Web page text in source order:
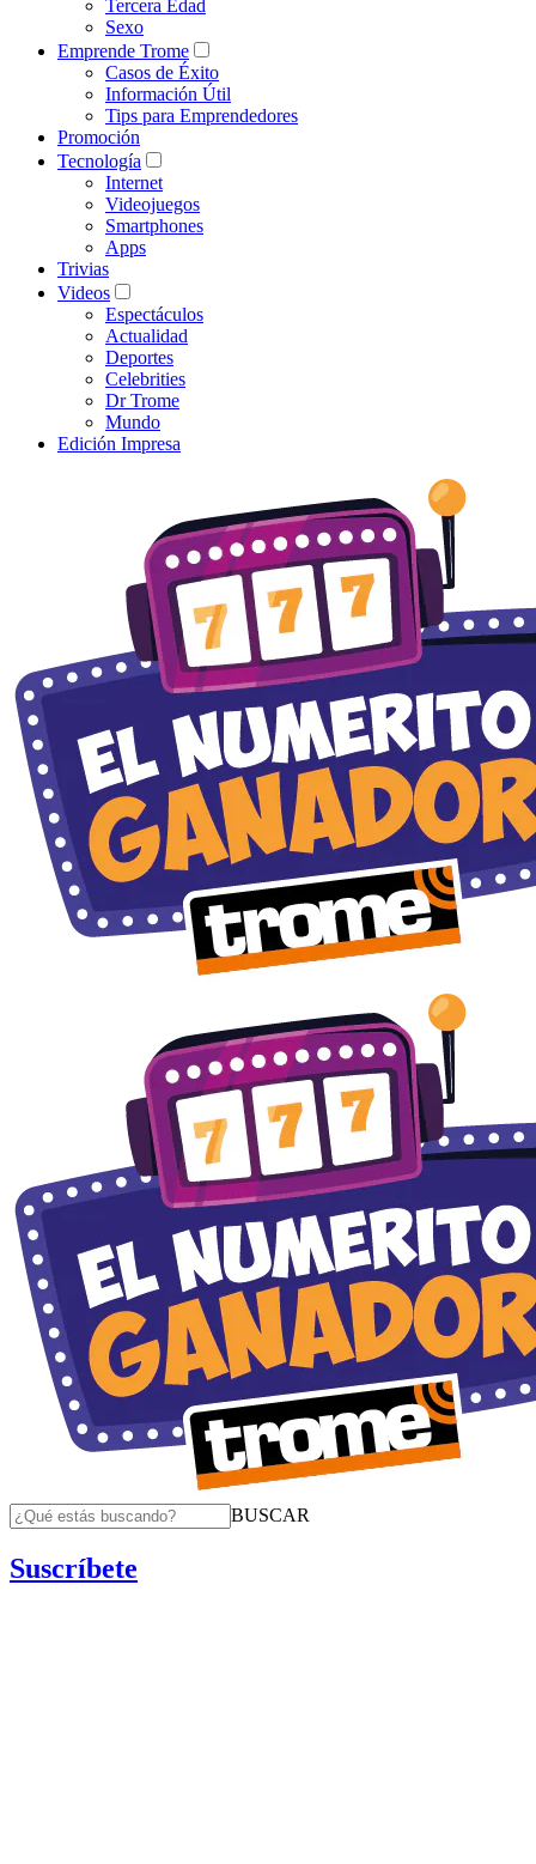
Tercera Edad
Sexo
Emprende Trome
Casos de Éxito
Información Útil
Tips para Emprendedores
Promoción
Tecnología
Internet
Videojuegos
Smartphones
Apps
Trivias
Videos
Espectáculos
Actualidad
Deportes
Celebrities
Dr Trome
Mundo
Edición Impresa
BUSCAR
Suscríbete